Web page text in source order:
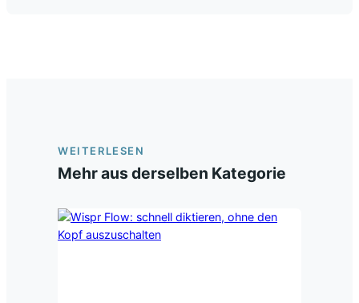
WEITERLESEN
Mehr aus derselben Kategorie